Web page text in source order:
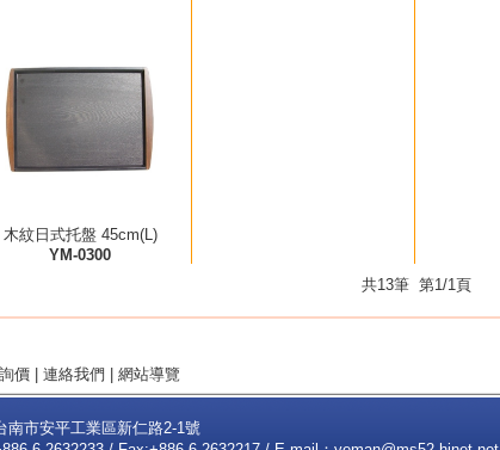
木紋日式托盤 45cm(L)
YM-0300
共13筆 第1/1頁
價 連絡我們 網站導覽
南市安平工業區新仁路2-1號